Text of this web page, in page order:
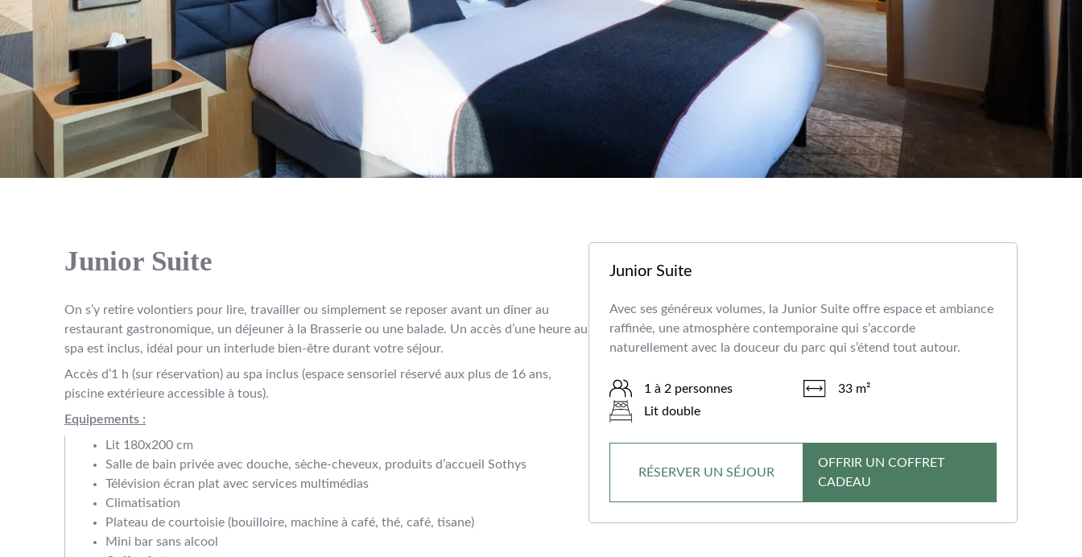
Junior Suite
Avec ses généreux volumes, la Junior Suite offre espace et ambiance
raffinée, une atmosphère contemporaine qui s’accorde
naturellement avec la douceur du parc qui s’étend tout autour.
1 à 2 personnes
33 m²
Lit double
RÉSERVER UN SÉJOUR
OFFRIR UN COFFRET
CADEAU
Junior Suite
On s’y retire volontiers pour lire, travailler ou simplement se reposer avant un dîner au
restaurant gastronomique, un déjeuner à la Brasserie ou une balade. Un accès d’une heure au
spa est inclus, idéal pour un interlude bien-être durant votre séjour.
Accès d’1 h (sur réservation) au spa inclus (espace sensoriel réservé aux plus de 16 ans,
piscine extérieure accessible à tous).
Equipements :
Lit 180x200 cm
Salle de bain privée avec douche, sèche-cheveux, produits d’accueil Sothys
Télévision écran plat avec services multimédias
Climatisation
Plateau de courtoisie (bouilloire, machine à café, thé, café, tisane)
Mini bar sans alcool